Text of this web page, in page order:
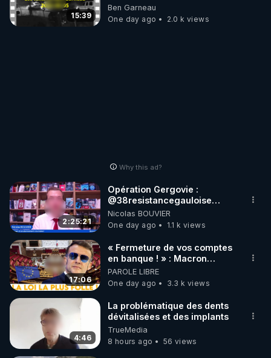
15:39
Ben Garneau
One day ago
2.0 k views
Why this ad?
2:25:21
Opération Gergovie :
‪@38resistancegauloise‬
‪@MarionSigautOfficiel‬
‪@gladysriifard5710‬ Laëtitia
Nicolas BOUVIER
One day ago
1.1 k views
17:06
« Fermeture de vos comptes
en banque ! » : Macron
impose une loi folle !
PAROLE LIBRE
One day ago
3.3 k views
4:46
La problématique des dents
dévitalisées et des implants
TrueMedia
8 hours ago
56 views